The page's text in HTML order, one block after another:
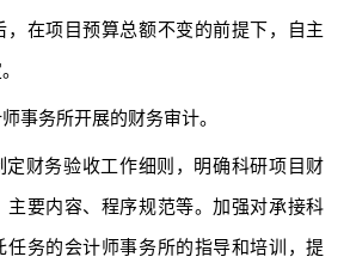
，在项目预算总额不变的前提下，自主
事务所开展的财务审计。
定财务验收工作细则，明确科研项目财
主要内容、程序规范等。加强对承接科
任务的会计师事务所的指导和培训，提